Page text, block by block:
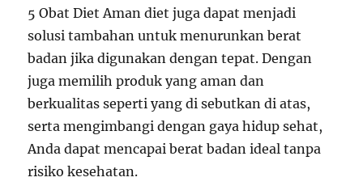
5 Obat Diet Aman diet juga dapat menjadi
solusi tambahan untuk menurunkan berat
badan jika digunakan dengan tepat. Dengan
juga memilih produk yang aman dan
berkualitas seperti yang di sebutkan di atas,
serta mengimbangi dengan gaya hidup sehat,
Anda dapat mencapai berat badan ideal tanpa
risiko kesehatan.